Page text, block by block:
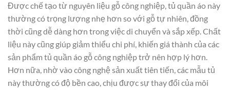
Được chế tạo từ nguyên liệu gỗ công nghiệp, tủ quần áo này
thường có trọng lượng nhẹ hơn so với gỗ tự nhiên, đồng
thời cũng dễ dàng hơn trong việc di chuyển và sắp xếp. Chất
liệu này cũng giúp giảm thiểu chi phí, khiến giá thành của các
sản phẩm tủ quần áo gỗ công nghiệp trở nên hợp lý hơn.
Hơn nữa, nhờ vào công nghệ sản xuất tiên tiến, các mẫu tủ
này thường có độ bền cao, chịu được sự thay đổi của môi